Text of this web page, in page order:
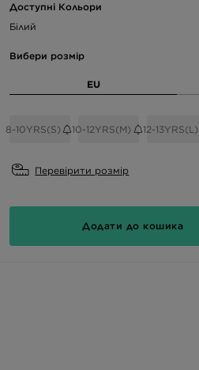
Доступні Кольори
Білий
Вибери розмір
EU
8-10YRS(S) 10-12YRS(M) 12-13YRS(L)
Перевірити розмір
Додати до кошика